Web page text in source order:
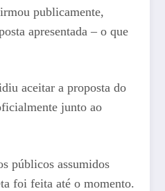
publicamente,
apresentada – o que
aceitar a proposta do
junto ao
públicos assumidos
foi feita até o momento.